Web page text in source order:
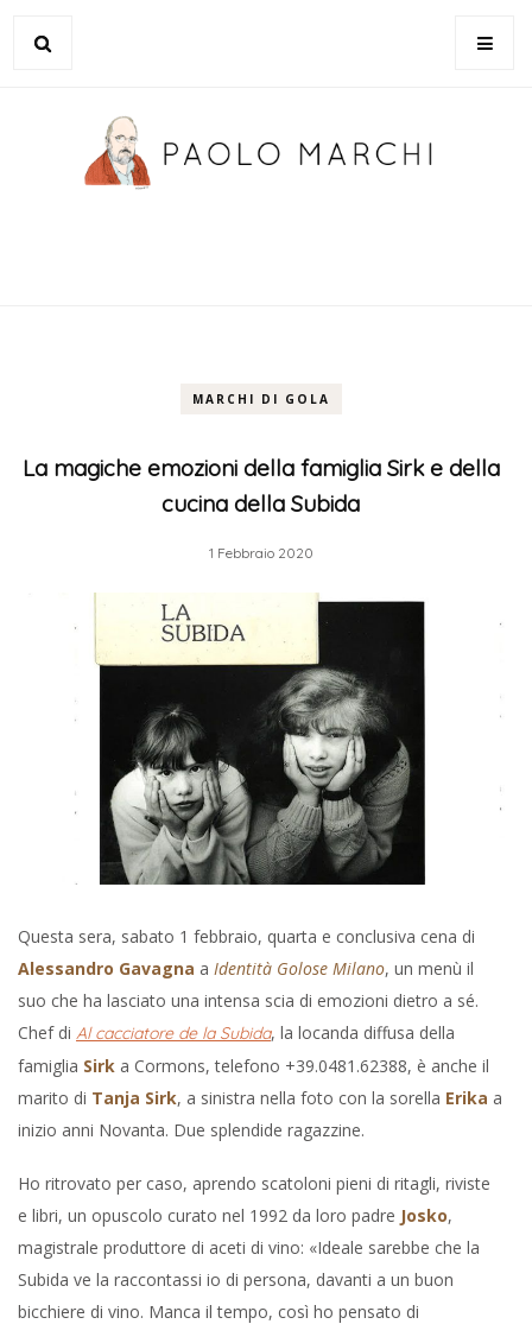
MARCHI DI GOLA
La magiche emozioni della famiglia Sirk e della
cucina della Subida
1 Febbraio 2020
Questa sera, sabato 1 febbraio, quarta e conclusiva cena di
Alessandro Gavagna a Identità Golose Milano, un menù il
suo che ha lasciato una intensa scia di emozioni dietro a sé.
Chef di Al cacciatore de la Subida, la locanda diffusa della
famiglia Sirk a Cormons, telefono +39.0481.62388, è anche il
marito di Tanja Sirk, a sinistra nella foto con la sorella Erika a
inizio anni Novanta. Due splendide ragazzine.
Ho ritrovato per caso, aprendo scatoloni pieni di ritagli, riviste
e libri, un opuscolo curato nel 1992 da loro padre Josko,
magistrale produttore di aceti di vino: «Ideale sarebbe che la
Subida ve la raccontassi io di persona, davanti a un buon
bicchiere di vino. Manca il tempo, così ho pensato di